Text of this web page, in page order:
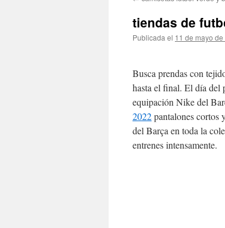
contenido
tiendas de
Publicada el 11 de mayo de
Busca prendas con
hasta el final. El día del
equipación Nike del
2022pantalones cortos
del Barça en toda la
entrenes intensamente.